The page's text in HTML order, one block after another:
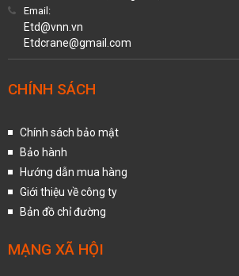
Email:
Etd@vnn.vn
Etdcrane@gmail.com
CHÍNH SÁCH
Chính sách bảo mật
Bảo hành
Hướng dẫn mua hàng
Giới thiệu về công ty
Bản đồ chỉ đường
MẠNG XÃ HỘI